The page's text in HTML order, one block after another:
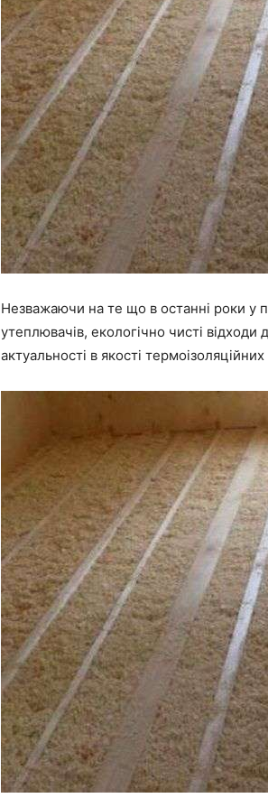
Незважаючи на те що в останні роки у
утеплювачів, екологічно чисті
актуальності в якості